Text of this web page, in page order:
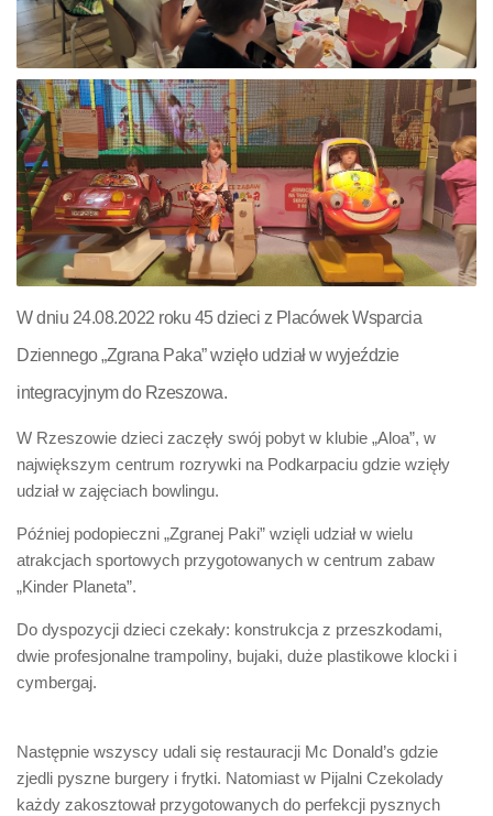
W dniu 24.08.2022 roku 45 dzieci z Placówek Wsparcia
Dziennego „Zgrana Paka” wzięło udział w wyjeździe
integracyjnym do Rzeszowa.
W Rzeszowie dzieci zaczęły swój pobyt w klubie „Aloa”, w
największym centrum rozrywki na Podkarpaciu gdzie wzięły
udział w zajęciach bowlingu.
Później podopieczni „Zgranej Paki” wzięli udział w wielu
atrakcjach sportowych przygotowanych w centrum zabaw
„Kinder Planeta”.
Do dyspozycji dzieci czekały: konstrukcja z przeszkodami,
dwie profesjonalne trampoliny, bujaki, duże plastikowe klocki i
cymbergaj.
Następnie wszyscy udali się restauracji Mc Donald’s gdzie
zjedli pyszne burgery i frytki. Natomiast w Pijalni Czekolady
każdy zakosztował przygotowanych do perfekcji pysznych